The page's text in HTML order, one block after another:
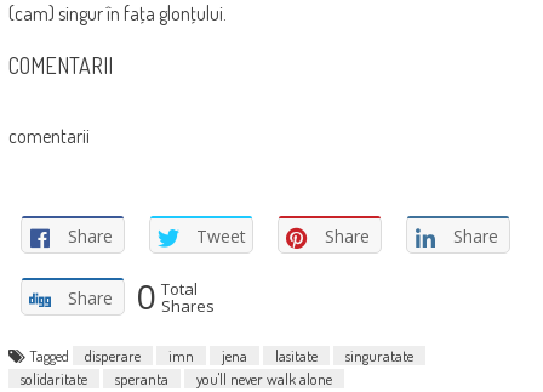
(cam) singur în faţa glonţului.
COMENTARII
comentarii
Share Tweet Share Share
Share 0 Total
Shares
Tagged disperare imn jena lasitate
singuratate
solidaritate
speranta you'll never walk alone